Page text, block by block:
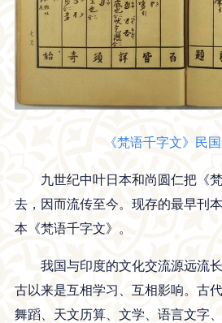
《梵语千字文》民
九世纪中叶日本和尚圆仁把《
去，因而流传至今。现存的最早刊
本《梵语千字文》。
我国与印度的文化交流源远流
古以来是互相学习、互相影响。古
舞蹈、天文历算、文学、语言文字